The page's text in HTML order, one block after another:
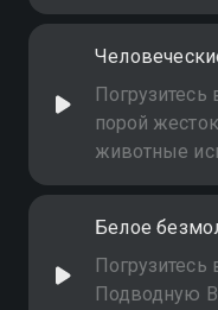
Погрузитесь
порой
животные
Белое
Подводную